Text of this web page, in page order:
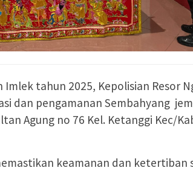
Imlek tahun 2025, Kepolisian Resor
dan pengamanan Sembahyang
Agung no 76 Kel. Ketanggi Kec/
keamanan dan ketertiban